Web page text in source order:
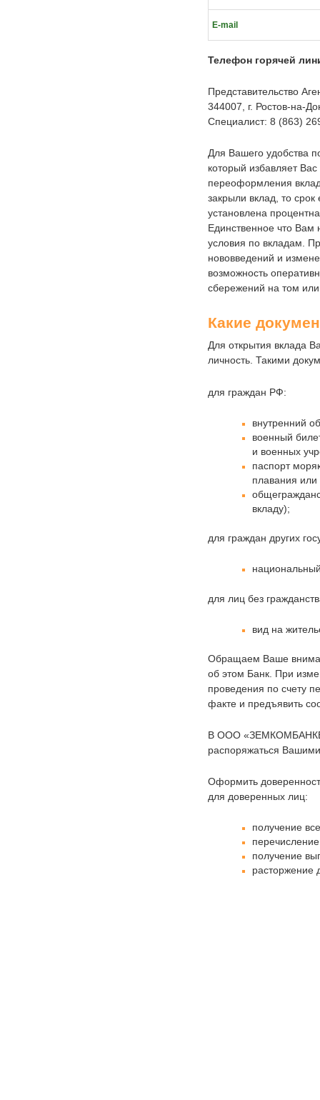
E-mail
Телефон горячей
Представительство
344007, г. Ростов-на-
Специалист: 8 (863)
Для Вашего удобства
который избавляет
переоформления
закрыли вклад, то
установлена
Единственное что Вам
условия по вкладам.
нововведений и
возможность
сбережений на том
Какие
Для открытия вклада
личность. Такими
для граждан РФ:
внутренний
военный
и военных
паспорт
плавания или
вкладу);
для граждан других
для лиц без
вид на
Обращаем Ваше
об этом Банк. При
проведения по счету
факте и предъявить
В ООО «ЗЕМКОМБАНКЕ»
распоряжаться
Оформить
для доверенных лиц:
получение
получение
расторжение